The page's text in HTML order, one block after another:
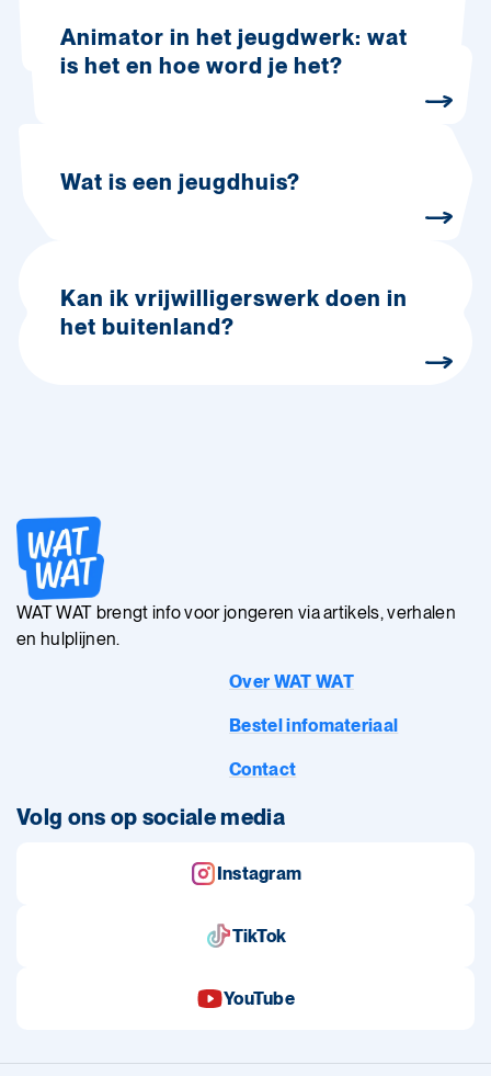
Animator in het jeugdwerk: wat
is het en hoe word je het?
Wat is een jeugdhuis?
Kan ik vrijwilligerswerk doen in
het buitenland?
WAT WAT brengt info voor jongeren via artikels, verhalen
en hulplijnen.
Over WAT WAT
Bestel infomateriaal
Contact
Volg ons op sociale media
Instagram
TikTok
YouTube